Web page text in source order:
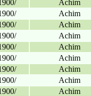
Achim
Achim
Achim
Achim
Achim
Achim
Achim
Achim
Achim